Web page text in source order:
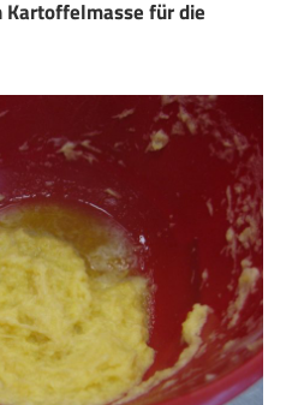
Kartoffelmasse für die